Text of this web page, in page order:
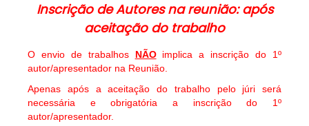
Inscrição de Autores na reunião: após
aceitação do trabalho
O envio de trabalhos NÃOimplica a inscrição do 1º
autor/apresentador na Reunião.
Apenas após a aceitação do trabalho pelo júri será
necessária e obrigatória a inscrição do 1º
autor/apresentador.